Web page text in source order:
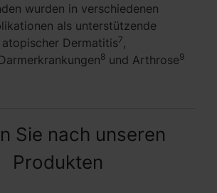
wurden in verschiedenen
als unterstützende
Dermatitis7 ,
8 und Arthrose9
Sie nach unseren
Produkten